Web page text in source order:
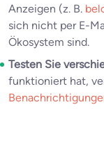
Anzeigen (z. B.
sich nicht per E-
Ökosystem sind.
Testen Sie
funktioniert hat,